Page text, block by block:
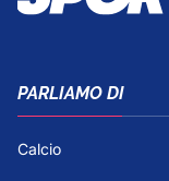
PARLIAMO DI
Calcio